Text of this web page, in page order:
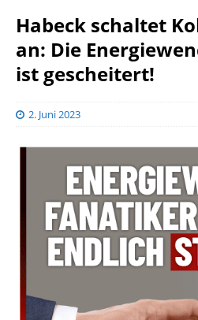
Habeck schaltet
an: Die
ist gescheitert!
2. Juni 2023